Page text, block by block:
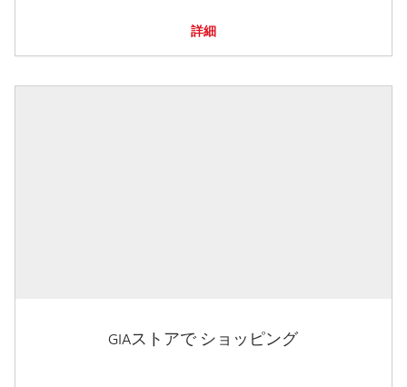
詳細
GIAストアで ショッピング